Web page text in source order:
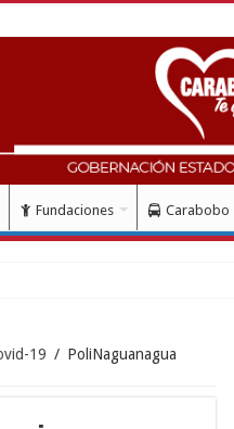
Fundaciones Carabobo
19 / PoliNaguanagua